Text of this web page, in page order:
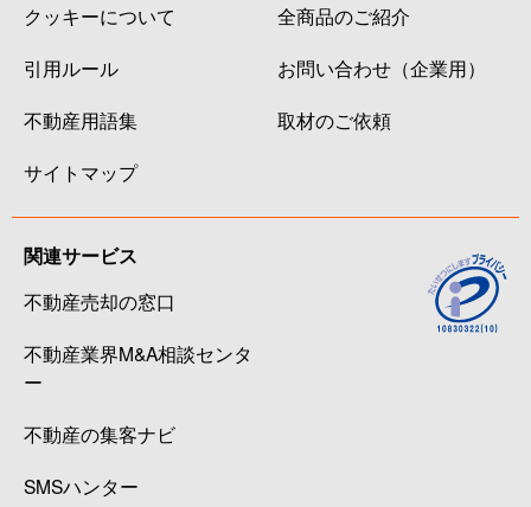
クッキーについて
引用ルール
不動産用語集
サイトマップ
全商品のご紹介
お問い合わせ（企業用）
取材のご依頼
関連サービス
不動産売却の窓口
不動産業界M&A相談センタ
ー
不動産の集客ナビ
SMSハンター